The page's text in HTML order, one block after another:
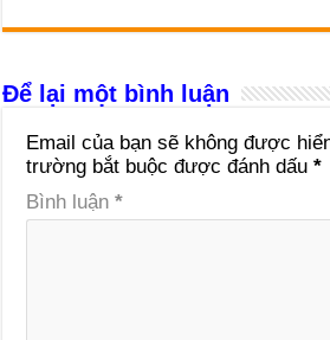
Để lại một bình luận
Email của bạn sẽ không được
trường bắt buộc được đánh dấu*
Bình luận*